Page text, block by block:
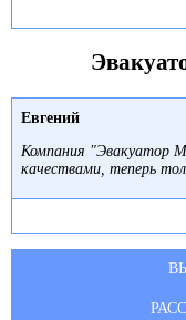
Евгений
Компания "Эвакуатор
качествами, теперь